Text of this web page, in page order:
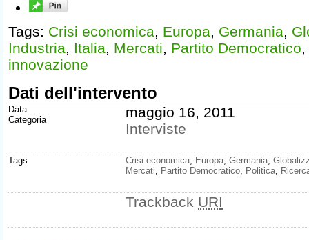
Tags: Crisi economica Europa Germania
Industria
Italia Mercati Partito Democratico
innovazione
Dati dell'intervento
Data
Categoria
maggio 16, 2011
Interviste
Tags Crisi economica Europa Germania
Mercati
Partito Democratico Politica
Trackback URI